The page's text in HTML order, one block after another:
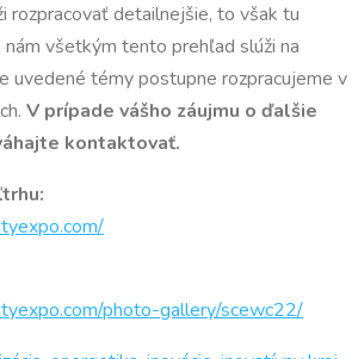
rozpracovať detailnejšie, to však tu
všetkým tento prehľad slúži na
uvedené témy postupne rozpracujeme v
V prípade vášho záujmu o ďalšie
kontaktovať.
photo-gallery/scewc22/